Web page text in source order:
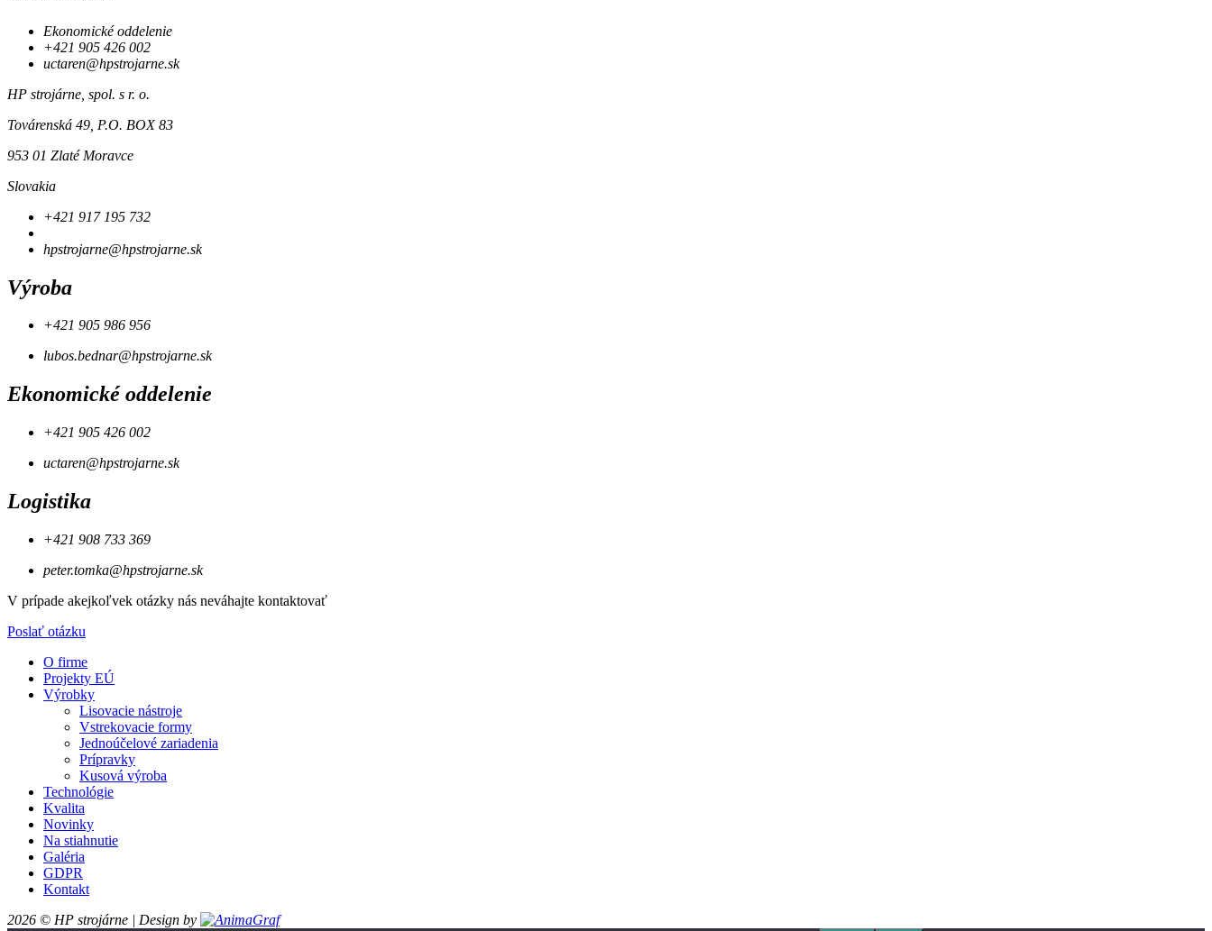
Ekonomické oddelenie
+421 905 426 002
uctaren@hpstrojarne.sk
HP strojárne, spol. s r. o.
Továrenská 49, P.O. BOX 83
953 01 Zlaté Moravce
Slovakia
+421 917 195 732
hpstrojarne@hpstrojarne.sk
Výroba
+421 905 986 956
lubos.bednar@hpstrojarne.sk
Ekonomické oddelenie
+421 905 426 002
uctaren@hpstrojarne.sk
Logistika
+421 908 733 369
peter.tomka@hpstrojarne.sk
V prípade akejkoľvek otázky nás neváhajte kontaktovať
Poslať otázku
O firme
Projekty EÚ
Výrobky
Lisovacie nástroje
Vstrekovacie formy
Jednoúčelové zariadenia
Prípravky
Kusová výroba
Technológie
Kvalita
Novinky
Na stiahnutie
Galéria
GDPR
Kontakt
2026 © HP strojárne | Design by